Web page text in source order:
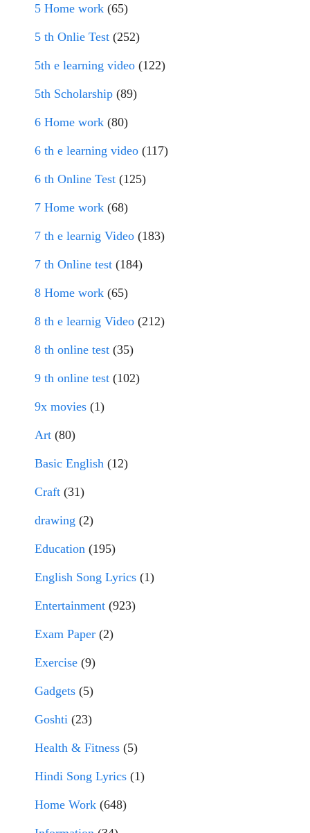
5 Home work (65)
5 th Onlie Test (252)
5th e learning video (122)
5th Scholarship (89)
6 Home work (80)
6 th e learning video (117)
6 th Online Test (125)
7 Home work (68)
7 th e learnig Video (183)
7 th Online test (184)
8 Home work (65)
8 th e learnig Video (212)
8 th online test (35)
9 th online test (102)
9x movies (1)
Art (80)
Basic English (12)
Craft (31)
drawing (2)
Education (195)
English Song Lyrics (1)
Entertainment (923)
Exam Paper (2)
Exercise (9)
Gadgets (5)
Goshti (23)
Health & Fitness (5)
Hindi Song Lyrics (1)
Home Work (648)